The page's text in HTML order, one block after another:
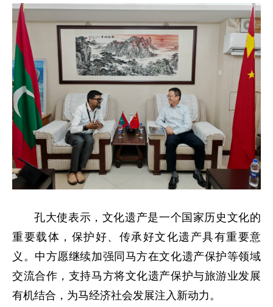
孔大使表示，文化遗产是一个国家历史文化的
重要载体，保护好、传承好文化遗产具有重要意
义。中方愿继续加强同马方在文化遗产保护等领域
交流合作，支持马方将文化遗产保护与旅游业发展
有机结合，为马经济社会发展注入新动力。